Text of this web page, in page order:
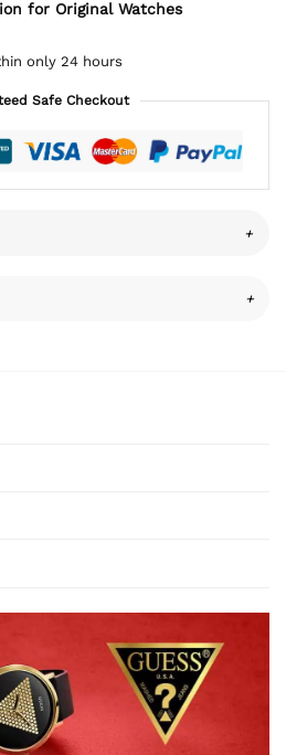
for Original Watches
only 24 hours
Safe Checkout
+
+